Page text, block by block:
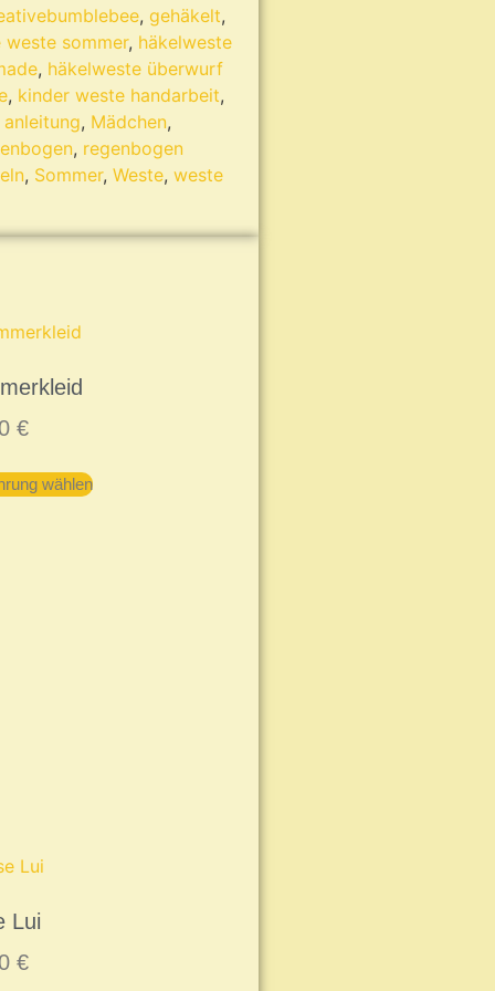
, gehäkelt,
weste sommer, häkelweste
, häkelweste überwurf
, kinder weste handarbeit,
, Mädchen,
, regenbogen
, Sommer, Weste, weste
€
wählen
Lui
€